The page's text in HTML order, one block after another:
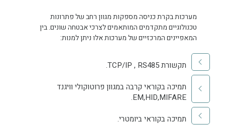
מערכות בקרת כניסה מספקות מגוון רחב של פתרונות
טכנולוגיים מתקדמים המותאמים לצרכי אבטחה שונים. בין
המאפיינים המרכזיים של מערכות אלו ניתן למנות:
תקשורת TCP/IP , RS485.​
תמיכה בקוראי קרבה במגוון פרוטוקולי וויגנד
EM,HID,MIFARE.​
תמיכה בקוראי ביומטרי.​